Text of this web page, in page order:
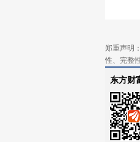
郑重声明
性、完整
东方财